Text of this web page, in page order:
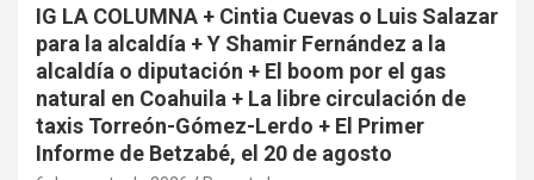
IG LA COLUMNA + Cintia Cuevas o Luis Salazar
para la alcaldía + Y Shamir Fernández a la
alcaldía o diputación + El boom por el gas
natural en Coahuila + La libre circulación de
taxis Torreón-Gómez-Lerdo + El Primer
Informe de Betzabé, el 20 de agosto